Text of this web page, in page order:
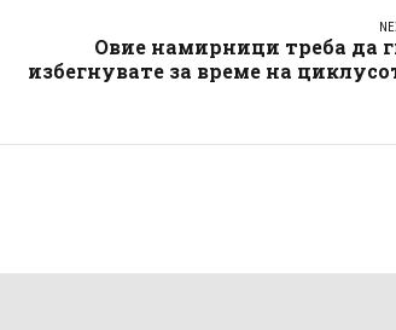
Овие намирници треба да
избегнувате за време на